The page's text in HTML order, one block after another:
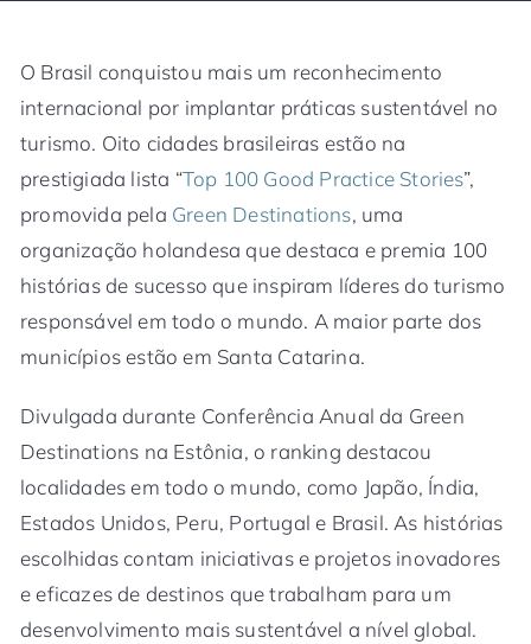
O Brasil conquistou mais um reconhecimento
internacional por implantar práticas sustentável no
turismo. Oito cidades brasileiras estão na
prestigiada lista “Top 100 Good Practice Stories”,
promovida pela Green Destinations, uma
organização holandesa que destaca e premia 100
histórias de sucesso que inspiram líderes do turismo
responsável em todo o mundo. A maior parte dos
municípios estão em Santa Catarina.
Divulgada durante Conferência Anual da Green
Destinations na Estônia, o ranking destacou
localidades em todo o mundo, como Japão, Índia,
Estados Unidos, Peru, Portugal e Brasil. As histórias
escolhidas contam iniciativas e projetos inovadores
e eficazes de destinos que trabalham para um
desenvolvimento mais sustentável a nível global.